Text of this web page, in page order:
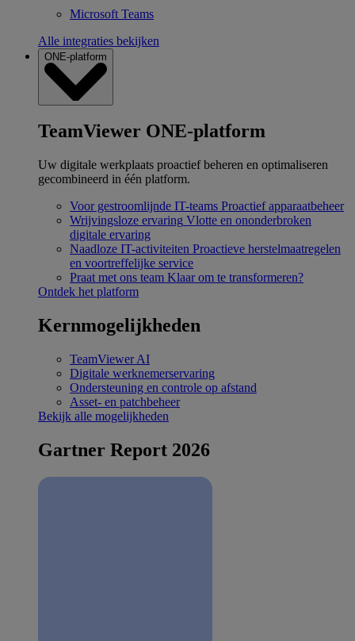
Microsoft Teams
Alle integraties bekijken
ONE-platform
TeamViewer ONE-platform
Uw digitale werkplaats proactief beheren en optimaliseren
gecombineerd in één platform.
Voor gestroomlijnde IT-teams Proactief apparaatbeheer
Wrijvingsloze ervaring Vlotte en ononderbroken
digitale ervaring
Naadloze IT-activiteiten Proactieve herstelmaatregelen
en voortreffelijke service
Praat met ons team Klaar om te transformeren?
Ontdek het platform
Kernmogelijkheden
TeamViewer AI
Digitale werknemerservaring
Ondersteuning en controle op afstand
Asset- en patchbeheer
Bekijk alle mogelijkheden
Gartner Report 2026